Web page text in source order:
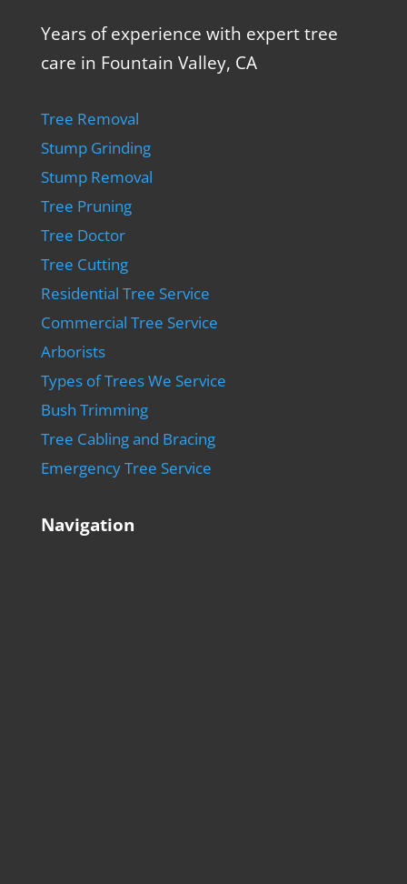
Years of experience with expert tree
care in Fountain Valley, CA
Tree Removal
Stump Grinding
Stump Removal
Tree Pruning
Tree Doctor
Tree Cutting
Residential Tree Service
Commercial Tree Service
Arborists
Types of Trees We Service
Bush Trimming
Tree Cabling and Bracing
Emergency Tree Service
Navigation